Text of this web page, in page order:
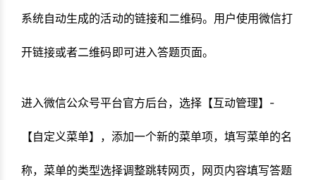
系统自动生成的活动的链接和二维码。用户使用微信打
开链接或者二维码即可进入答题页面。
进入微信公众号平台官方后台，选择【互动管理】-
【自定义菜单】，添加一个新的菜单项，填写菜单的名
称，菜单的类型选择调整跳转网页，网页内容填写答题